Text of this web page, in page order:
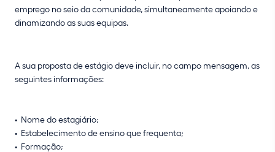
emprego no seio da comunidade, simultaneamente apoiando e
dinamizando as suas equipas.
A sua proposta de estágio deve incluir, no campo mensagem, as
seguintes informações:
Nome do estagiário;
Estabelecimento de ensino que frequenta;
Formação;